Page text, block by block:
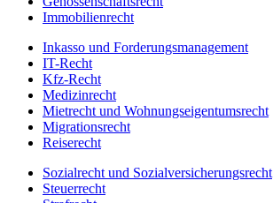
Immobilienrecht
Inkasso und Forderungsmanagement
IT-Recht
Kfz-Recht
Medizinrecht
Mietrecht und Wohnungseigentumsrecht
Migrationsrecht
Reiserecht
Sozialrecht und Sozialversicherungsrecht
Steuerrecht